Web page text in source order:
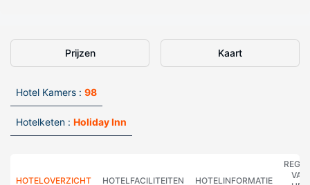
Prijzen Kaart
Hotel Kamers : 98
Hotelketen : Holiday Inn
HOTELOVERZICHT HOTELFACILITEITEN HOTELINFORMATIE
VAN